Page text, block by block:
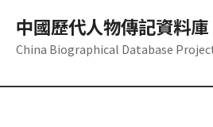
中國歷代人物傳記資料庫
China Biographical Database